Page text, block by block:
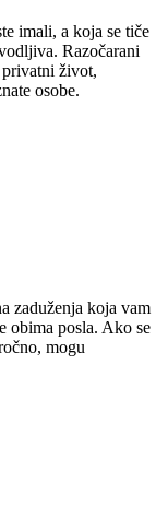
imali, a koja se tiče
Razočarani
privatni život,
osobe.
zaduženja koja vam
obima posla. Ako se
mogu